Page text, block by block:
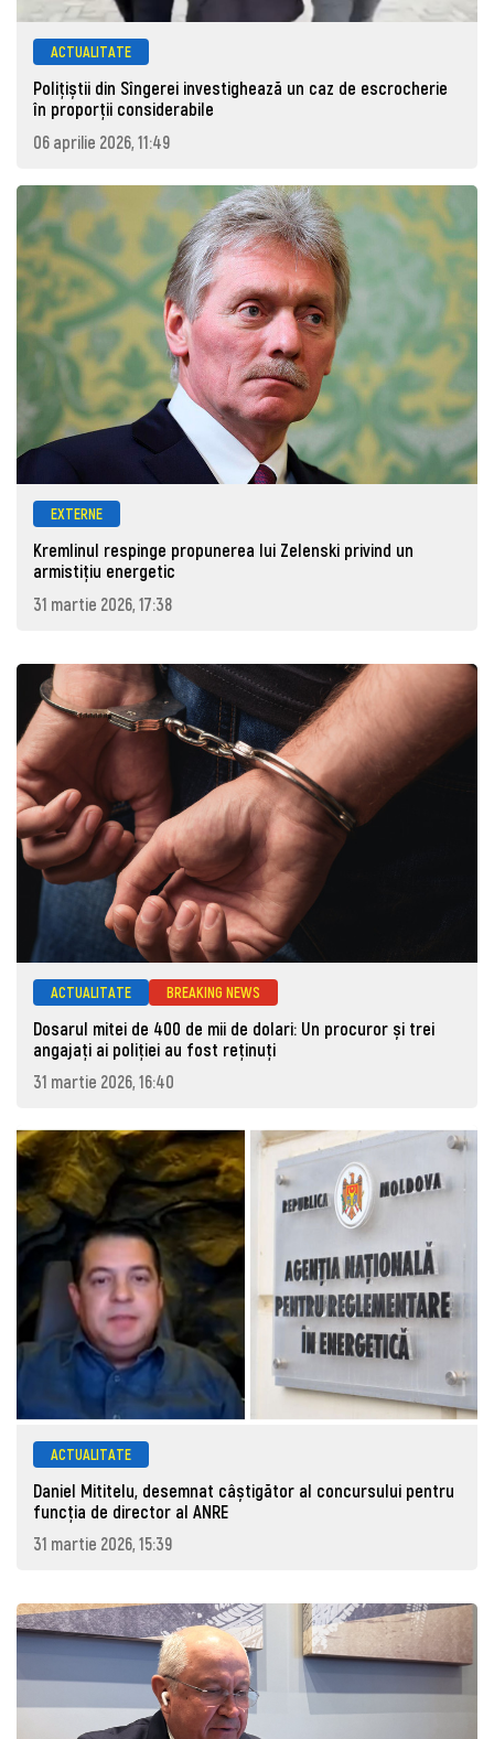
ACTUALITATE
Polițiștii din Sîngerei investighează un caz de escrocherie
în proporții considerabile
06 aprilie 2026, 11:49
EXTERNE
Kremlinul respinge propunerea lui Zelenski privind un
armistițiu energetic
31 martie 2026, 17:38
ACTUALITATE BREAKING NEWS
Dosarul mitei de 400 de mii de dolari: Un procuror și trei
angajați ai poliției au fost reținuți
31 martie 2026, 16:40
ACTUALITATE
Daniel Mititelu, desemnat câștigător al concursului pentru
funcția de director al ANRE
31 martie 2026, 15:39